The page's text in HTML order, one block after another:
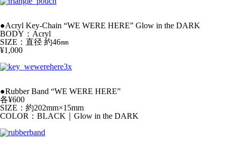
●Acryl Key-Chain “WE WERE HERE” Glow in the DARK
BODY：Acryl
SIZE：直径 約46㎜
¥1,000
●Rubber Band “WE WERE HERE”
各¥600
SIZE：約202mm×15mm
COLOR：BLACK｜Glow in the DARK